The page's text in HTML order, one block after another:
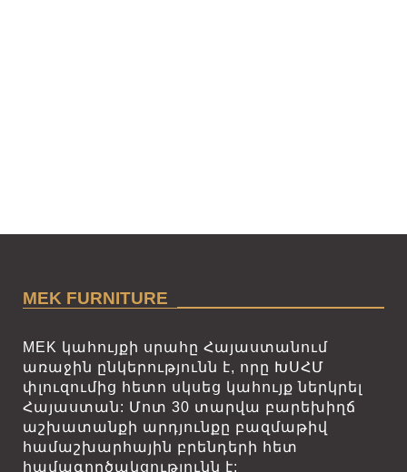
MEK FURNITURE
MEK կահույքի սրահը Հայաստանում
առաջին ընկերությունն է, որը ԽՍՀՄ
փլուզումից հետո սկսեց կահույք ներկրել
Հայաստան: Մոտ 30 տարվա բարեխիղճ
աշխատանքի արդյունքը բազմաթիվ
համաշխարհային բրենդերի հետ
համագործակցությունն է: